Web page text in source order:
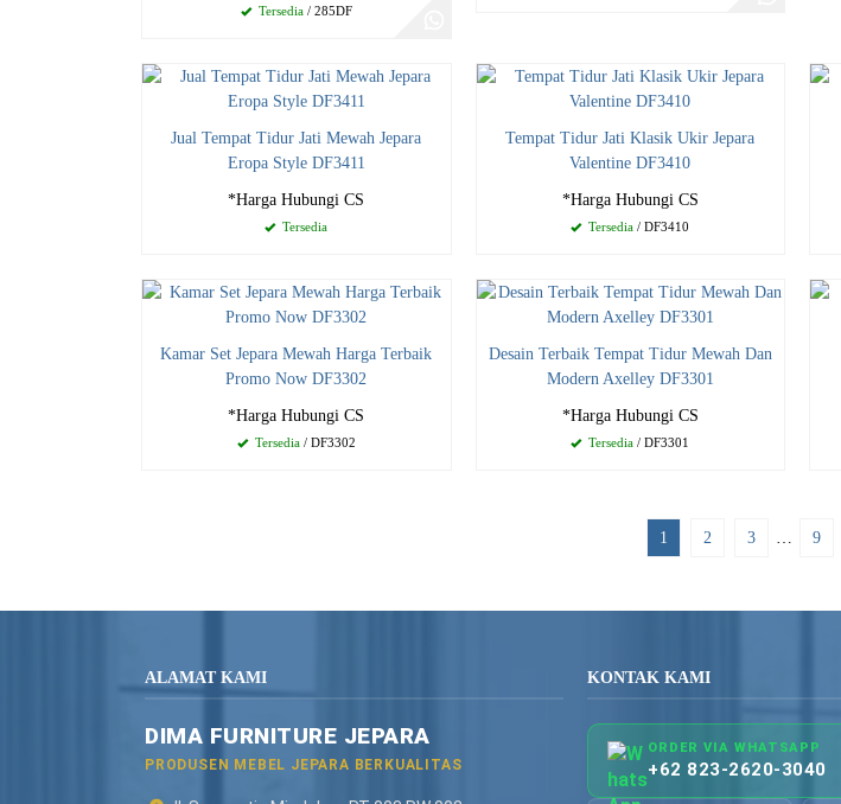
Tersedia/ 285DF
Jual Tempat Tidur Jati Mewah Jepara
Eropa Style DF3411
*Harga Hubungi CS
Tersedia
Tempat Tidur Jati Klasik Ukir Jepara
Valentine DF3410
*Harga Hubungi CS
Tersedia / DF3410
Kamar Set Jepara Mewah Harga Terbaik
Promo Now DF3302
*Harga Hubungi CS
Tersedia/ DF3302
Desain Terbaik Tempat Tidur Mewah Dan
Modern Axelley DF3301
*Harga Hubungi CS
Tersedia / DF3301
1 2 3 9
ALAMAT KAMI
DIMA FURNITURE JEPARA
PRODUSEN MEBEL JEPARA BERKUALITAS
KONTAK KAMI
ORDER VIA WHATSAPP
+62 823-2620-3040